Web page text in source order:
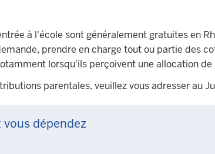
à l'école sont généralement gratuites en
prendre en charge tout ou partie des
lorsqu'ils perçoivent une allocation
parentales, veuillez vous adresser au
dépendez